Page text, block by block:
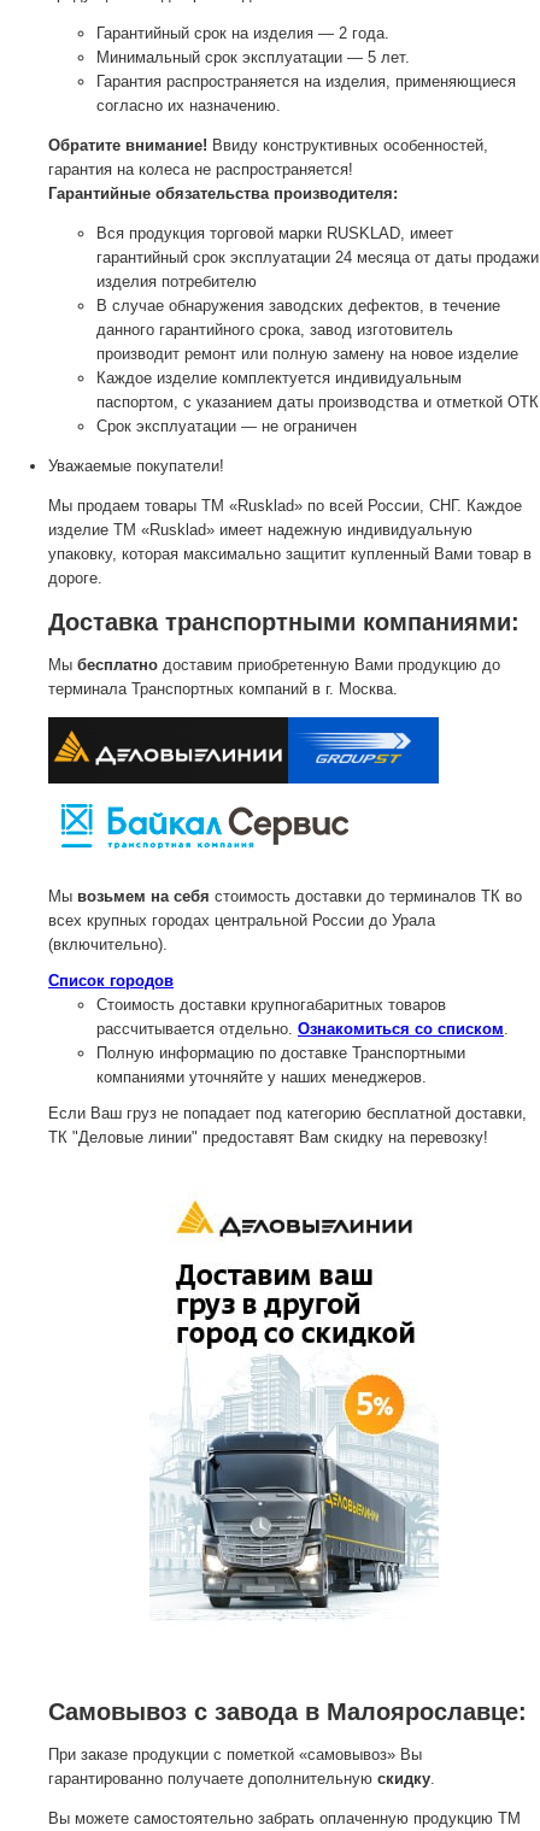
Гарантийный срок на изделия — 2 года.
Минимальный срок эксплуатации — 5 лет.
Гарантия распространяется на изделия, применяющиеся
согласно их назначению.
Обратите внимание! Ввиду конструктивных особенностей,
гарантия на колеса не распространяется!
Гарантийные обязательства производителя:
Вся продукция торговой марки RUSKLAD, имеет
гарантийный срок эксплуатации 24 месяца от даты продажи
изделия потребителю
В случае обнаружения заводских дефектов, в течение
данного гарантийного срока, завод изготовитель
производит ремонт или полную замену на новое изделие
Каждое изделие комплектуется индивидуальным
паспортом, с указанием даты производства и отметкой ОТК
Срок эксплуатации — не ограничен
Уважаемые покупатели!
Мы продаем товары ТМ «Rusklad» по всей России, СНГ. Каждое
изделие ТМ «Rusklad» имеет надежную индивидуальную
упаковку, которая максимально защитит купленный Вами товар в
дороге.
Доставка транспортными компаниями:
Мы бесплатно доставим приобретенную Вами продукцию до
терминала Транспортных компаний в г. Москва.
Мы возьмем на себя стоимость доставки до терминалов ТК во
всех крупных городах центральной России до Урала
(включительно).
Список городов
Стоимость доставки крупногабаритных товаров
рассчитывается отдельно. Ознакомиться со списком.
Полную информацию по доставке Транспортными
компаниями уточняйте у наших менеджеров.
Если Ваш груз не попадает под категорию бесплатной доставки,
ТК "Деловые линии" предоставят Вам скидку на перевозку!
Самовывоз с завода в Малоярославце:
При заказе продукции с пометкой «самовывоз» Вы
гарантированно получаете дополнительную скидку
Вы можете самостоятельно забрать оплаченную продукцию ТМ